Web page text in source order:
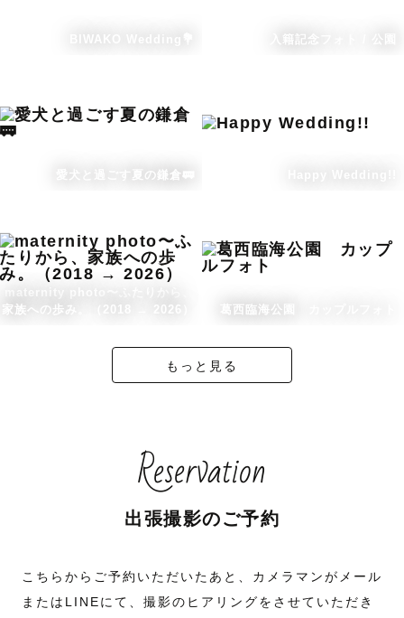
BIWAKO Wedding💐 入籍記念フォト / 公園
愛犬と過ごす夏の鎌倉🚃
家族への歩み。（2018 → 2026）
葛西臨海公園 カップルフォト
もっと見る
Reservation
出張撮影のご予約
こちらからご予約いただいたあと、カメラマンがメール
またはLINEにて、撮影のヒアリングをさせていただき